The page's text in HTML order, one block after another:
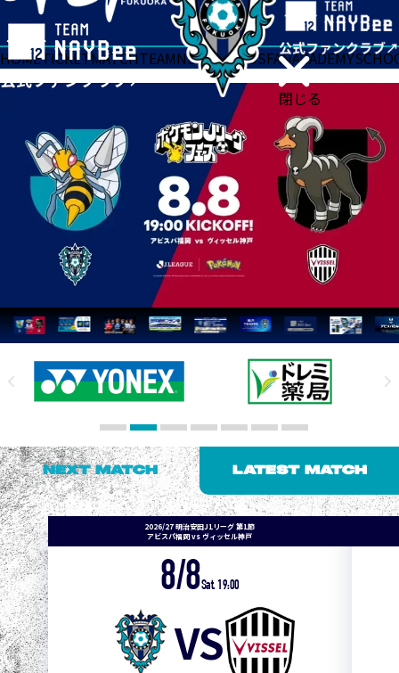
閉じる
HOMETICKETMATCHTEAMNEWSGOODSFANACADEMY
NEXT MATCH LATEST MATCH
2026/27 明治安田J1リーグ 第1節
アビスパ福岡 vs ヴィッセル神戸
8/8Sat. 19:00
VS